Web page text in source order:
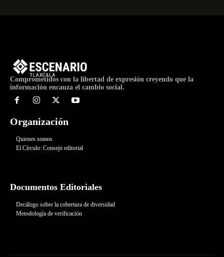
Comprometidos con la libertad de expresión creyendo que la
información encauza el cambio social.
Organización
Quienes somos
El Círculo: Consejo editorial
Documentos Editoriales
Decálogo sobre la cobertura de diversidad
Metodología de verificación